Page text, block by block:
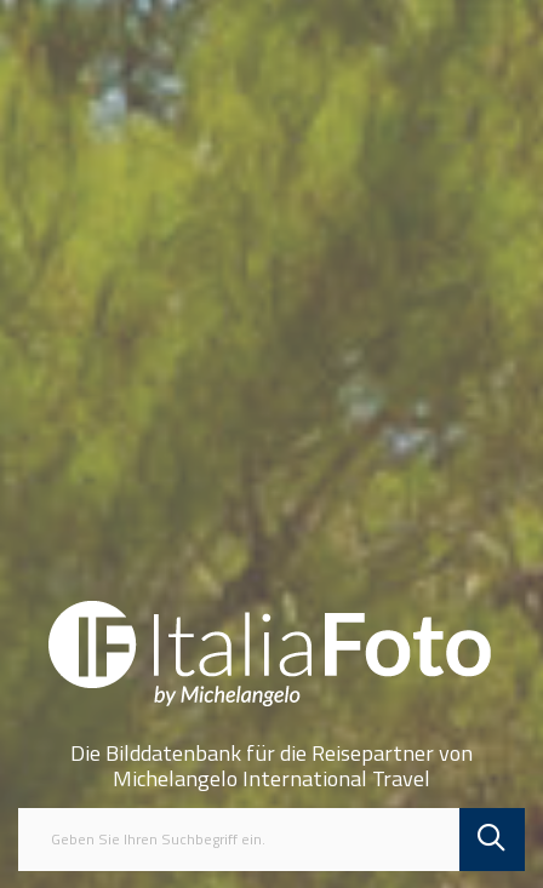
Die Bilddatenbank für die Reisepartner von
Michelangelo International Travel